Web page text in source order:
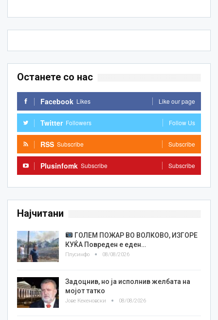
Останете со нас
Facebook Likes Like our page
Twitter Followers Follow Us
RSS Subscribe Subscribe
Plusinfomk Subscribe Subscribe
Најчитани
ГОЛЕМ ПОЖАР ВО ВОЛКОВО, ИЗГОРЕ
КУЌА Повреден е еден…
Плусинфо 08/08/2026
Задоцнив, но ја исполнив желбата на
мојот татко
Јове Кекеновски 08/08/2026